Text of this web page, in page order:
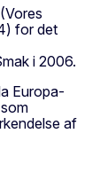
for det
i 2006.
Europa-
af